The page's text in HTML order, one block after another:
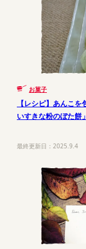
お菓子
【レシピ】あんこ
いすきな粉のぼた餅」
最終更新日： 2025.9.4